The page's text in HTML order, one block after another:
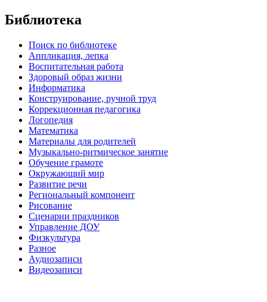
Библиотека
Поиск по библиотеке
Аппликация, лепка
Воспитательная работа
Здоровый образ жизни
Информатика
Конструирование, ручной труд
Коррекционная педагогика
Логопедия
Математика
Материалы для родителей
Музыкально-ритмическое занятие
Обучение грамоте
Окружающий мир
Развитие речи
Региональный компонент
Рисование
Сценарии праздников
Управление ДОУ
Физкультура
Разное
Аудиозаписи
Видеозаписи